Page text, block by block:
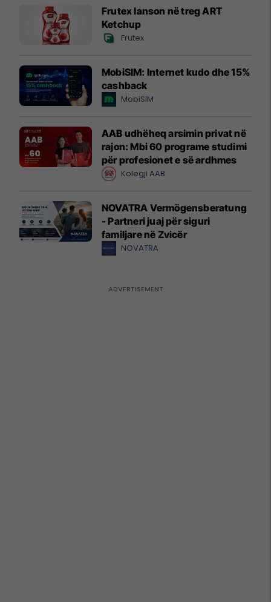
Frutex lanson në treg ART
Ketchup
Frutex
MobiSIM: Internet kudo dhe 15%
cashback
MobiSIM
AAB udhëheq arsimin privat në
rajon: Mbi 60 programe studimi
për profesionet e së ardhmes
Kolegji AAB
NOVATRA Vermögensberatung
- Partneri juaj për siguri
familjare në Zvicër
NOVATRA